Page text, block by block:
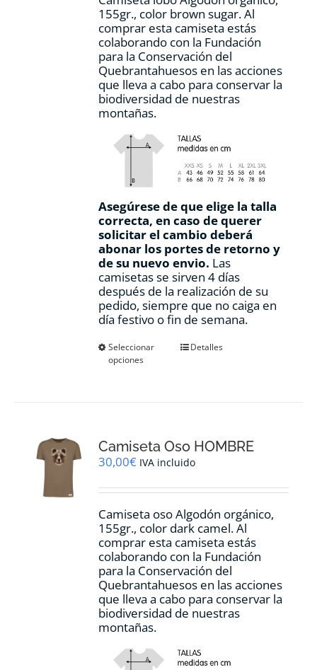
de
producto
155gr., color brown sugar.Al
comprar esta camiseta estás
colaborando con la Fundación
para la Conservación del
Quebrantahuesos en las acciones
que lleva a cabo para conservar la
biodiversidad de nuestras
montañas.
Asegúrese de que elige la talla
correcta, en caso de querer
solicitar el cambio deberá
abonar los portes de retorno y
de su nuevo envio. Las
camisetas se sirven 4 días
después de la realización de su
pedido, siempre que no caiga en
día festivo o fin de semana.
Seleccionar
opciones
Este
se
pueden
en
página
de
producto
Detalles
Camiseta Oso HOMBRE
30,00€ IVA incluido
Camiseta oso Algodón orgánico,
155gr., color dark camel. Al
comprar esta camiseta estás
colaborando con la Fundación
para la Conservación del
Quebrantahuesos en las acciones
que lleva a cabo para conservar la
biodiversidad de nuestras
montañas.